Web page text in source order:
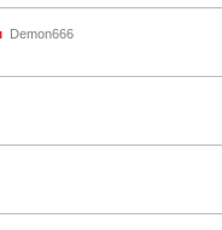
Demon666